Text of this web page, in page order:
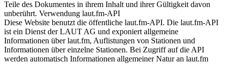
Teile des Dokumentes in ihrem Inhalt und ihrer Gültigkeit davon
unberührt. Verwendung laut.fm-API
Diese Website benutzt die öffentliche laut.fm-API. Die laut.fm-API
ist ein Dienst der LAUT AG und exponiert allgemeine
Informationen über laut.fm, Auflistungen von Stationen und
Informationen über einzelne Stationen. Bei Zugriff auf die API
werden automatisch Informationen allgemeiner Natur an laut.fm